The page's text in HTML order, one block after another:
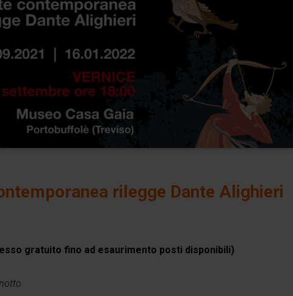
rilegge Dante Alighieri
gratuito fino ad esaurimento posti disponibili)